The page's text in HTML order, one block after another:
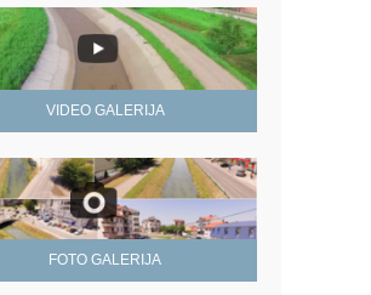
VIDEO GALERIJA
FOTO GALERIJA